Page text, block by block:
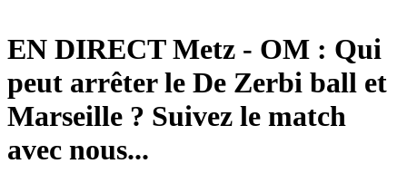
EN DIRECT Metz - OM : Qui
peut arrêter le De Zerbi ball et
Marseille ? Suivez le match
avec nous...